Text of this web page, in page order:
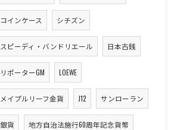
コインケース シチズン
スピーディ・バンドリエール 日本古銭
リポーターGM LOEWE
メイプルリーフ金貨 J12 サンローラン
銀貨 地方自治法施行60周年記念貨幣